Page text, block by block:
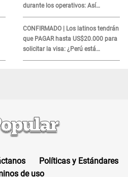
durante los operativos: Así
afectará a inmigrantes
CONFIRMADO | Los latinos tendrán
que PAGAR hasta US$20.000 para
solicitar la visa: ¿Perú está
incluido?
Políticas y Estándares
de uso